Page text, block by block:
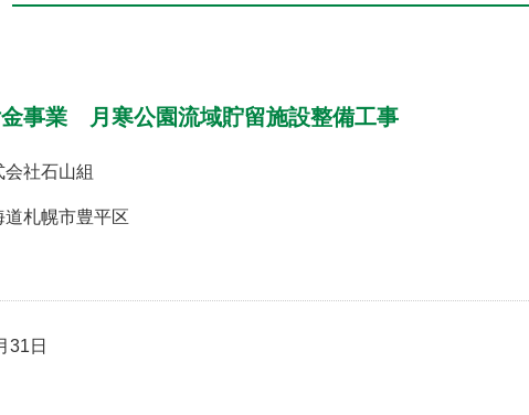
金事業 月寒公園流域貯留施設整備工事
会社石山組
道札幌市豊平区
31日